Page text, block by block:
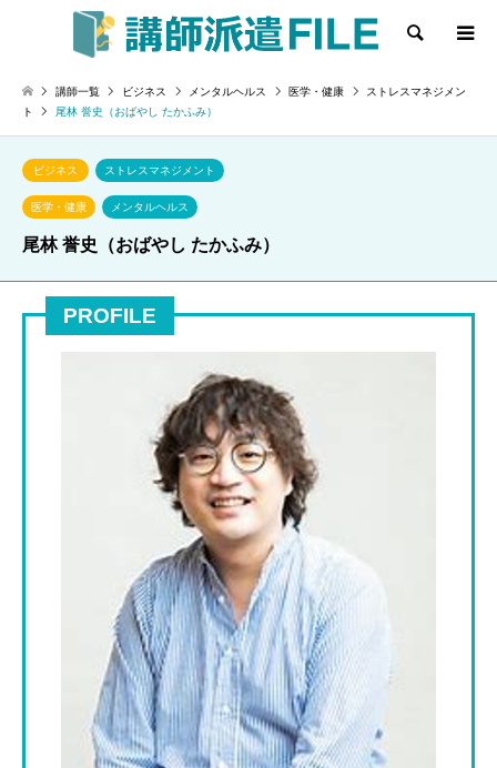
検索
講師一覧 ビジネス メンタルヘルス 医学・健康
ストレスマネジメン
ト
尾林 誉史（おばやし たかふみ）
ビジネス ストレスマネジメント
医学・健康 メンタルヘルス
尾林 誉史（おばやし たかふみ）
PROFILE